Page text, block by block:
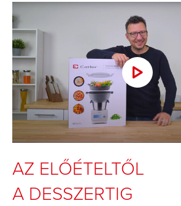
AZ ELŐÉTELTŐL
A DESSZERTIG